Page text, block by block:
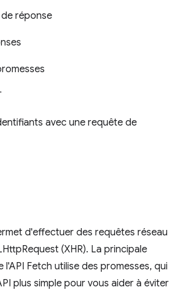
réponse
avec une requête de
d'effectuer des requêtes réseau
(XHR). La principale
Fetch utilise des promesses, qui
plus simple pour vous aider à éviter